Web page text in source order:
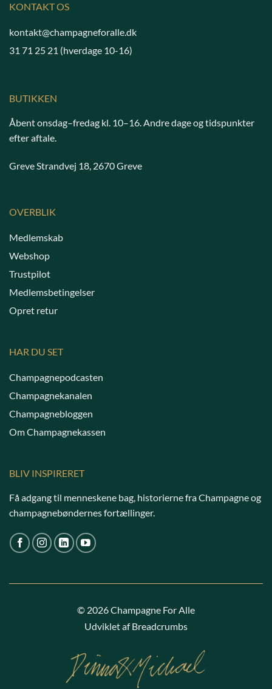
KONTAKT OS
kontakt@champagneforalle.dk
31 71 25 21 (hverdage 10-16)
BUTIKKEN
Åbent onsdag–fredag kl. 10–16. Andre dage og tidspunkter
efter aftale.
Greve Strandvej 18, 2670 Greve
OVERBLIK
Medlemskab
Webshop
Trustpilot
Medlemsbetingelser
Opret retur
HAR DU SET
Champagnepodcasten
Champagnekanalen
Champagnebloggen
Om Champagnekassen
BLIV INSPIRERET
Få adgang til menneskene bag, historierne fra Champagne og
champagnebøndernes fortællinger.
© 2026 Champagne For Alle
Udviklet af Breadcrumbs